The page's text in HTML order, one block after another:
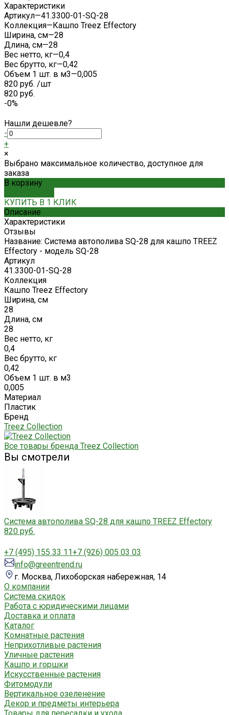
Характеристики
Артикул—41.3300-01-SQ-28
Коллекция—Кашпо Treez Effectory
Ширина, см—28
Длина, см—28
Вес нетто, кг—0,4
Вес брутто, кг—0,42
Объем 1 шт. в м3—0,005
820 руб. /шт
820 руб.
-0%
Нашли дешевле?
-
+
×
Выбрано максимальное количество, доступное для
заказа
В корзину
КУПИТЬ В 1 КЛИК
Описание
Характеристики
Отзывы
Название: Система автополива SQ-28 для кашпо TREEZ
Effectory - модель SQ-28
Артикул
41.3300-01-SQ-28
Коллекция
Кашпо Treez Effectory
Ширина, см
28
Длина, см
28
Вес нетто, кг
0,4
Вес брутто, кг
0,42
Объем 1 шт. в м3
0,005
Материал
Пластик
Бренд
Treez Collection
Все товары бренда Treez Collection
Вы смотрели
Система автополива SQ-28 для кашпо TREEZ Effectory
820 руб.
+7 (495) 155 33 11+7 (926) 005 03 03
info@greentrend.ru
г. Москва, Лихоборская набережная, 14
О компании
Система скидок
Работа с юридическими лицами
Доставка и оплата
Каталог
Комнатные растения
Неприхотливые растения
Уличные растения
Кашпо и горшки
Искусственные растения
Фитомодули
Вертикальное озеленение
Декор и предметы интерьера